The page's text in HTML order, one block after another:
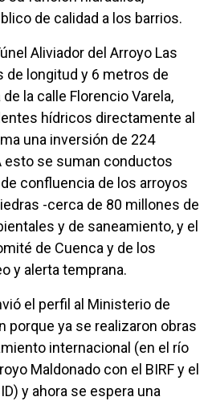
de calidad a los barrios.
Aliviador del Arroyo Las
de longitud y 6 metros de
la calle Florencio Varela,
hídricos directamente al
una inversión de 224
esto se suman conductos
confluencia de los arroyos
-cerca de 80 millones de
y de saneamiento, y el
de Cuenca y de los
y alerta temprana.
el perfil al Ministerio de
porque ya se realizaron obras
internacional (en el río
Maldonado con el BIRF y el
y ahora se espera una